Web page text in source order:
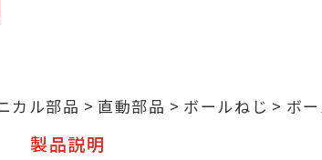
カル部品 直動部品 ボールねじ ボ
製品説明